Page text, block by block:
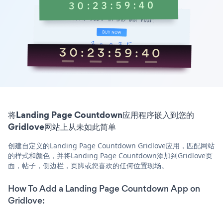
将Landing Page Countdown应用程序嵌入到您的
Gridlove网站上从未如此简单
创建自定义的Landing Page Countdown Gridlove应用，匹配网站
的样式和颜色，并将Landing Page Countdown添加到Gridlove页
面，帖子，侧边栏，页脚或您喜欢的任何位置现场。
How To Add a Landing Page Countdown App on
Gridlove: